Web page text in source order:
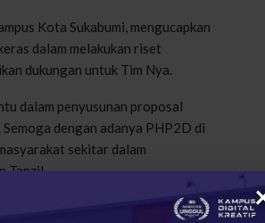
Kota Sukabumi, mengucapkan
dalam melakukan riset
dukungan untuk Tim Nya.
dalam penyusunan proposal
dengan adanya PHP2D di
sekitar dalam
Tanzil
Bahasa Inggris (HIMABI-UBSI),